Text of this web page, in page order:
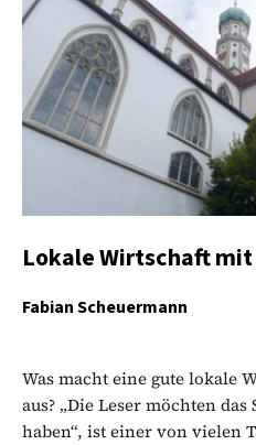
Lokale Wirtschaft
Fabian Scheuermann
Was macht eine gute lokale
aus? „Die Leser möchten
haben“, ist einer von vielen